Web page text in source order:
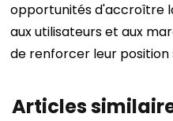
opportunités d'accroître
aux utilisateurs et aux
de renforcer leur
Articles